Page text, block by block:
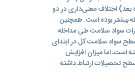
بعد) اختلاف معنی‌داری در دو
بیشتر بوده است. همچنین
سواد سلامت طی مداخله
سواد سلامت کل در ابتدای
است، اما میزان افزایش
تحصیلات ارتباط داشته